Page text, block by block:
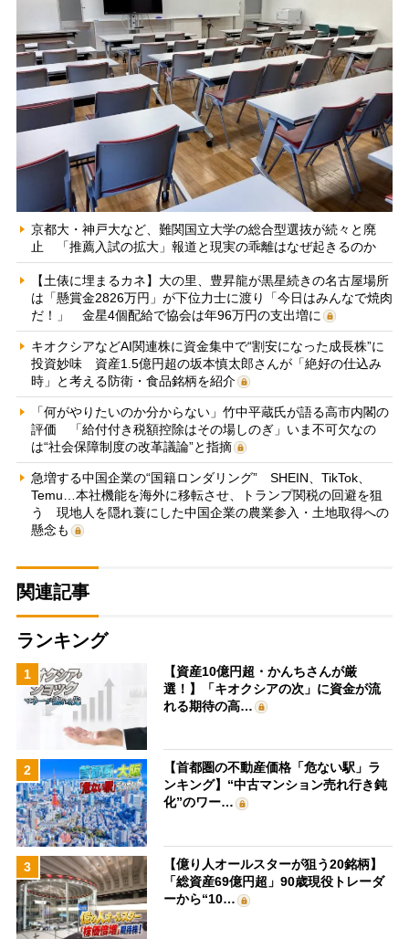
京都大・神戸大など、難関国立大学の総合型選抜が続々と廃
止 「推薦入試の拡大」報道と現実の乖離はなぜ起きるのか
【土俵に埋まるカネ】大の里、豊昇龍が黒星続きの名古屋場所
は「懸賞金2826万円」が下位力士に渡り「今日はみんなで焼肉
だ！」 金星4個配給で協会は年96万円の支出増に
キオクシアなどAI関連株に資金集中で“割安になった成長株”に
投資妙味 資産1.5億円超の坂本慎太郎さんが「絶好の仕込み
時」と考える防衛・食品銘柄を紹介
「何がやりたいのか分からない」竹中平蔵氏が語る高市内閣の
評価 「給付付き税額控除はその場しのぎ」いま不可欠なの
は“社会保障制度の改革議論”と指摘
急増する中国企業の“国籍ロンダリング” SHEIN、TikTok、
Temu…本社機能を海外に移転させ、トランプ関税の回避を狙
う 現地人を隠れ蓑にした中国企業の農業参入・土地取得への
懸念も
関連記事
ランキング
1
【資産10億円超・かんちさんが厳
選！】「キオクシアの次」に資金が流
れる期待の高…
2
【首都圏の不動産価格「危ない駅」ラ
ンキング】“中古マンション売れ行き鈍
化”のワー…
3
【億り人オールスターが狙う20銘柄】
「総資産69億円超」90歳現役トレーダ
ーから“10…